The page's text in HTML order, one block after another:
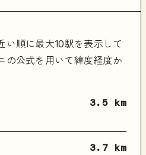
い順に最大10駅を表示して
の公式を用いて緯度経度か
3.5 km
3.7 km